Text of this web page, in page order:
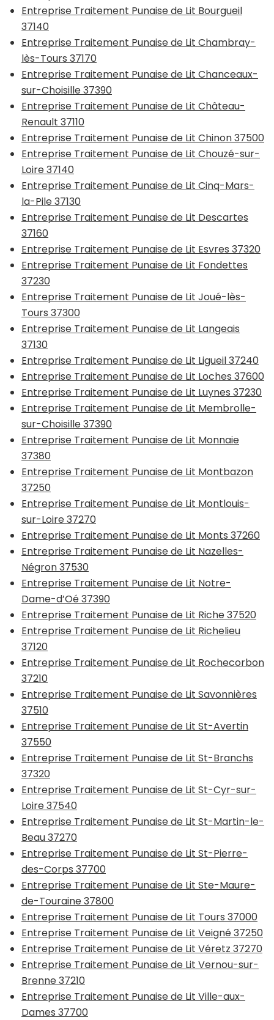
Entreprise Traitement Punaise de Lit Bourgueil
37140
Entreprise Traitement Punaise de Lit Chambray-
lès-Tours 37170
Entreprise Traitement Punaise de Lit Chanceaux-
sur-Choisille 37390
Entreprise Traitement Punaise de Lit Château-
Renault 37110
Entreprise Traitement Punaise de Lit Chinon 37500
Entreprise Traitement Punaise de Lit Chouzé-sur-
Loire 37140
Entreprise Traitement Punaise de Lit Cinq-Mars-
la-Pile 37130
Entreprise Traitement Punaise de Lit Descartes
37160
Entreprise Traitement Punaise de Lit Esvres 37320
Entreprise Traitement Punaise de Lit Fondettes
37230
Entreprise Traitement Punaise de Lit Joué-lès-
Tours 37300
Entreprise Traitement Punaise de Lit Langeais
37130
Entreprise Traitement Punaise de Lit Ligueil 37240
Entreprise Traitement Punaise de Lit Loches 37600
Entreprise Traitement Punaise de Lit Luynes 37230
Entreprise Traitement Punaise de Lit Membrolle-
sur-Choisille 37390
Entreprise Traitement Punaise de Lit Monnaie
37380
Entreprise Traitement Punaise de Lit Montbazon
37250
Entreprise Traitement Punaise de Lit Montlouis-
sur-Loire 37270
Entreprise Traitement Punaise de Lit Monts 37260
Entreprise Traitement Punaise de Lit Nazelles-
Négron 37530
Entreprise Traitement Punaise de Lit Notre-
Dame-d’Oé 37390
Entreprise Traitement Punaise de Lit Riche 37520
Entreprise Traitement Punaise de Lit Richelieu
37120
Entreprise Traitement Punaise de Lit Rochecorbon
37210
Entreprise Traitement Punaise de Lit Savonnières
37510
Entreprise Traitement Punaise de Lit St-Avertin
37550
Entreprise Traitement Punaise de Lit St-Branchs
37320
Entreprise Traitement Punaise de Lit St-Cyr-sur-
Loire 37540
Entreprise Traitement Punaise de Lit St-Martin-le-
Beau 37270
Entreprise Traitement Punaise de Lit St-Pierre-
des-Corps 37700
Entreprise Traitement Punaise de Lit Ste-Maure-
de-Touraine 37800
Entreprise Traitement Punaise de Lit Tours 37000
Entreprise Traitement Punaise de Lit Veigné 37250
Entreprise Traitement Punaise de Lit Véretz 37270
Entreprise Traitement Punaise de Lit Vernou-sur-
Brenne 37210
Entreprise Traitement Punaise de Lit Ville-aux-
Dames 37700